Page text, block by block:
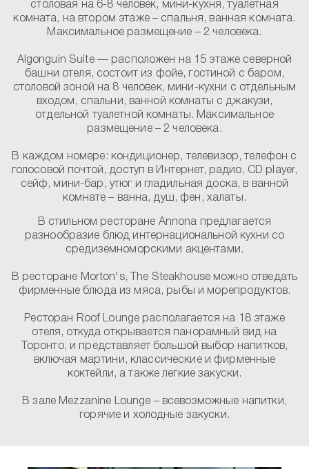
столовая на 6-8 человек, мини-кухня, туалетная
комната, на втором этаже – спальня, ванная комната.
Максимальное размещение – 2 человека.
Algonguin Suite — расположен на 15 этаже северной
башни отеля, состоит из фойе, гостиной с баром,
столовой зоной на 8 человек, мини-кухни с отдельным
входом, спальни, ванной комнаты с джакузи,
отдельной туалетной комнаты. Максимальное
размещение – 2 человека.
В каждом номере: кондиционер, телевизор, телефон с
голосовой почтой, доступ в Интернет, радио, CD player,
сейф, мини-бар, утюг и гладильная доска, в ванной
комнате – ванна, душ, фен, халаты.
В стильном ресторане Annona предлагается
разнообразие блюд интернациональной кухни со
средиземноморскими акцентами.
В ресторане Morton's, The Steakhouse можно отведать
фирменные блюда из мяса, рыбы и морепродуктов.
Ресторан Roof Lounge располагается на 18 этаже
отеля, откуда открывается панорамный вид на
Торонто, и представляет большой выбор напитков,
включая мартини, классические и фирменные
коктейли, а также легкие закуски.
В зале Mezzanine Lounge – всевозможные напитки,
горячие и холодные закуски.